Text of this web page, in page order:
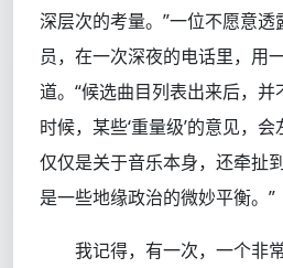
深层次的考量。”一位不愿意
员，在一次深夜的电话里，用
道。“候选曲目列表出来后，
时候，某些‘重量级’的意见，
仅仅是关于音乐本身，还牵扯
是一些地缘政治的微妙平衡。”
我记得，有一次，一个非